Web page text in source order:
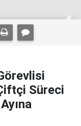
Süreci